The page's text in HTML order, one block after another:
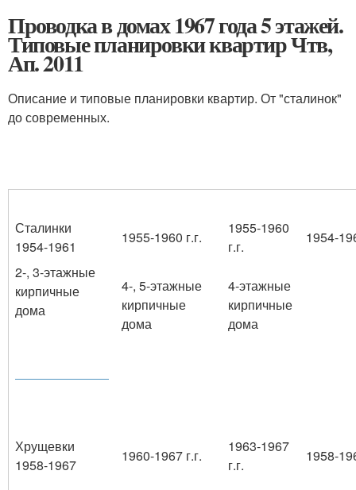
Проводка в домах 1967 года 5 этажей.
Типовые планировки квартир Чтв,
Ап. 2011
Описание и типовые планировки квартир. От "сталинок"
до современных.
Сталинки
1954-1961
1955-1960 г.г.
1955-1960
г.г.
1954-
2-, 3-этажные
кирпичные
дома
4-, 5-этажные
кирпичные
дома
4-этажные
кирпичные
дома
Хрущевки
1958-1967
1960-1967 г.г.
1963-1967
г.г.
1958-